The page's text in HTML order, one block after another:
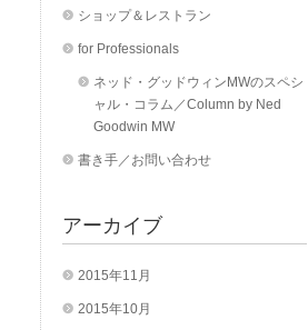
ショップ＆レストラン
for Professionals
ネッド・グッドウィンMWのスペシ
ャル・コラム／Column by Ned
Goodwin MW
書き手／お問い合わせ
アーカイブ
2015年11月
2015年10月